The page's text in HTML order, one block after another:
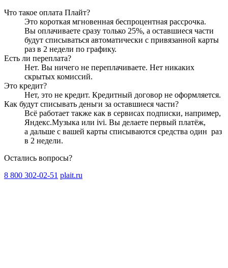
Что такое оплата Плайт?
Это короткая мгновенная беспроцентная рассрочка.
Вы оплачиваете сразу только 25%, а оставшиеся части
будут списываться автоматически с привязанной карты
раз в 2 недели по графику.
Есть ли переплата?
Нет. Вы ничего не переплачиваете. Нет никаких
скрытых комиссий.
Это кредит?
Нет, это не кредит. Кредитный договор не оформляется.
Как будут списывать деньги за оставшиеся части?
Всё работает также как в сервисах подписки, например,
Яндекс.Музыка или ivi. Вы делаете первый платёж,
а дальше с вашей карты списываются средства один раз
в 2 недели.
Остались вопросы?
8 800 302-02-51 plait.ru